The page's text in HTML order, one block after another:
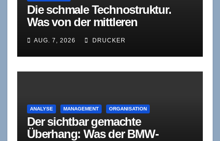
Die schmale Technostruktur.
Was von der mittleren
Agenten sich selbst korrigieren
AUG. 7, 2026 DRUCKER
ANALYSE MANAGEMENT ORGANISATION
Der sichtbar gemachte
Überhang: Was der BMW-